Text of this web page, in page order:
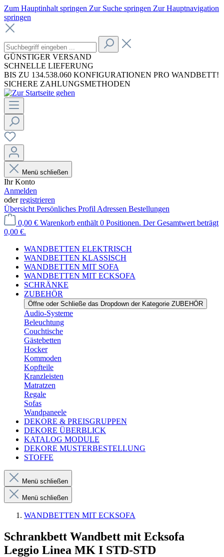
Zum Hauptinhalt springen Zur Suche springen Zur Hauptnavigation
springen
GÜNSTIGER VERSAND
SCHNELLE LIEFERUNG
BIS ZU 134.538.060 KONFIGURATIONEN PRO WANDBETT!
SICHERE ZAHLUNGSMETHODEN
Menü schließen
Ihr Konto
Anmelden
oderregistrieren
Übersicht Persönliches Profil Adressen Bestellungen
0,00 € Warenkorb enthält 0 Positionen. Der Gesamtwert beträgt
0,00 €.
WANDBETTEN ELEKTRISCH
WANDBETTEN KLASSISCH
WANDBETTEN MIT SOFA
WANDBETTEN MIT ECKSOFA
SCHRÄNKE
ZUBEHÖR
Öffne oder Schließe das Dropdown der Kategorie ZUBEHÖR
Audio-Systeme
Beleuchtung
Couchtische
Gästebetten
Hocker
Kommoden
Kopfteile
Kranzleisten
Matratzen
Regale
Sofas
Wandpaneele
DEKORE & PREISGRUPPEN
DEKORE ÜBERBLICK
KATALOG MODULE
DEKORE MUSTERBESTELLUNG
STOFFE
Menü schließen
Menü schließen
WANDBETTEN MIT ECKSOFA
Schrankbett Wandbett mit Ecksofa
Leggio Linea MK I STD-STD